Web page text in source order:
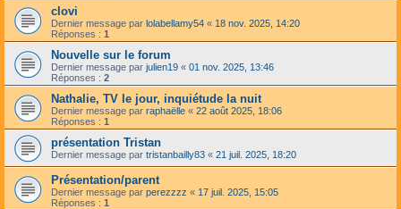
clovi
Dernier message par lolabellamy54 « 18 nov. 2025, 14:20
Réponses : 1
Nouvelle sur le forum
Dernier message par julien19 « 01 nov. 2025, 13:46
Réponses : 2
Nathalie, TV le jour, inquiétude la nuit
Dernier message par raphaëlle « 22 août 2025, 18:06
Réponses : 1
présentation Tristan
Dernier message par tristanbailly83 « 21 juil. 2025, 18:20
Présentation/parent
Dernier message par perezzzz « 17 juil. 2025, 15:05
Réponses : 1